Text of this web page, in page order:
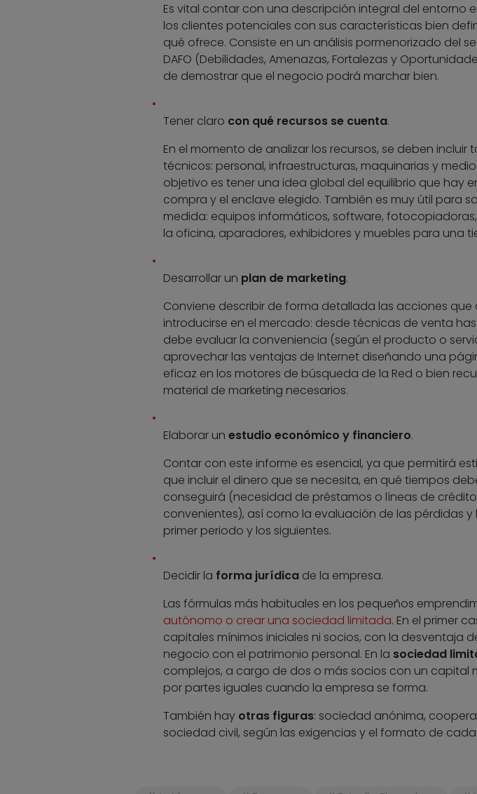
Es vital contar con una descripción integral del entorno
los clientes potenciales con sus características bien
qué ofrece. Consiste en un análisis pormenorizado del
DAFO (Debilidades, Amenazas, Fortalezas y
de demostrar que el negocio podrá marchar bien.
Tener claro con qué recursos se cuenta.
En el momento de analizar los recursos, se deben incluir
técnicos: personal, infraestructuras, maquinarias y
objetivo es tener una idea global del equilibrio que hay
compra y el enclave elegido. También es muy útil para
medida: equipos informáticos, software,
la oficina, aparadores, exhibidores y muebles para una
Desarrollar un plan de marketing.
Conviene describir de forma detallada las acciones
introducirse en el mercado: desde técnicas de venta
debe evaluar la conveniencia (según el producto o
aprovechar las ventajas de Internet diseñando una
eficaz en los motores de búsqueda de la Red o bien
material de marketing necesarios.
Elaborar un estudio económico y financiero.
Contar con este informe es esencial, ya que permitirá
que incluir el dinero que se necesita, en qué tiempos
conseguirá (necesidad de préstamos o líneas de
convenientes), así como la evaluación de las pérdidas
primer periodo y los siguientes.
Decidir la forma jurídicade la empresa.
Las fórmulas más habituales en los pequeños
autónomo o crear una sociedad limitada. En el primer
capitales mínimos iniciales ni socios, con la desventaja
negocio con el patrimonio personal. En la sociedad
complejos, a cargo de dos o más socios con un capital
por partes iguales cuando la empresa se forma.
También hay otras figuras: sociedad anónima,
sociedad civil, según las exigencias y el formato de